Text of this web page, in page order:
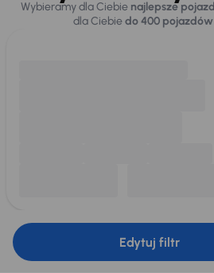
Wybieramy dla Ciebie najlepsze
dla Ciebiedo 400 pojazdów
Edytuj filtr